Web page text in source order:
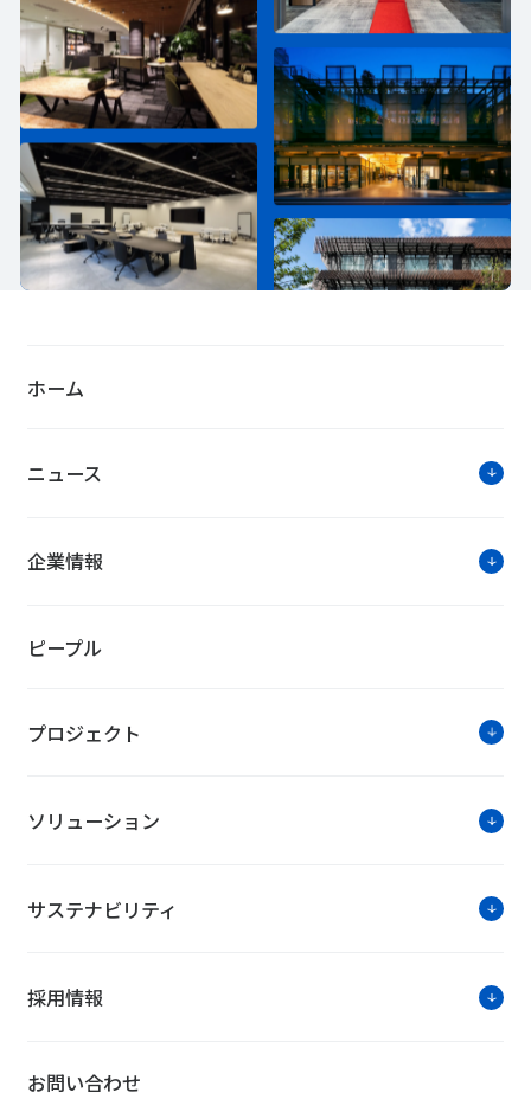
ホーム
ニュース
企業情報
ピープル
プロジェクト
ソリューション
サステナビリティ
採用情報
お問い合わせ